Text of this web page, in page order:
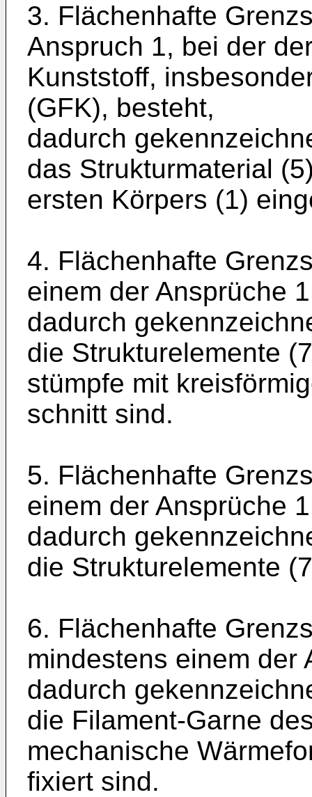
3. Flächenhafte
Anspruch 1, bei der
Kunststoff,
(GFK), besteht,
dadurch
das Strukturmaterial
ersten Körpers (1)
4. Flächenhafte
einem der Ansprüche
dadurch
die Strukturelemente
stümpfe mit
schnitt sind.
5. Flächenhafte
einem der Ansprüche
dadurch
die Strukturelemente
6. Flächenhafte
mindestens einem der
dadurch
die Filament-Garne
mechanische
fixiert sind.